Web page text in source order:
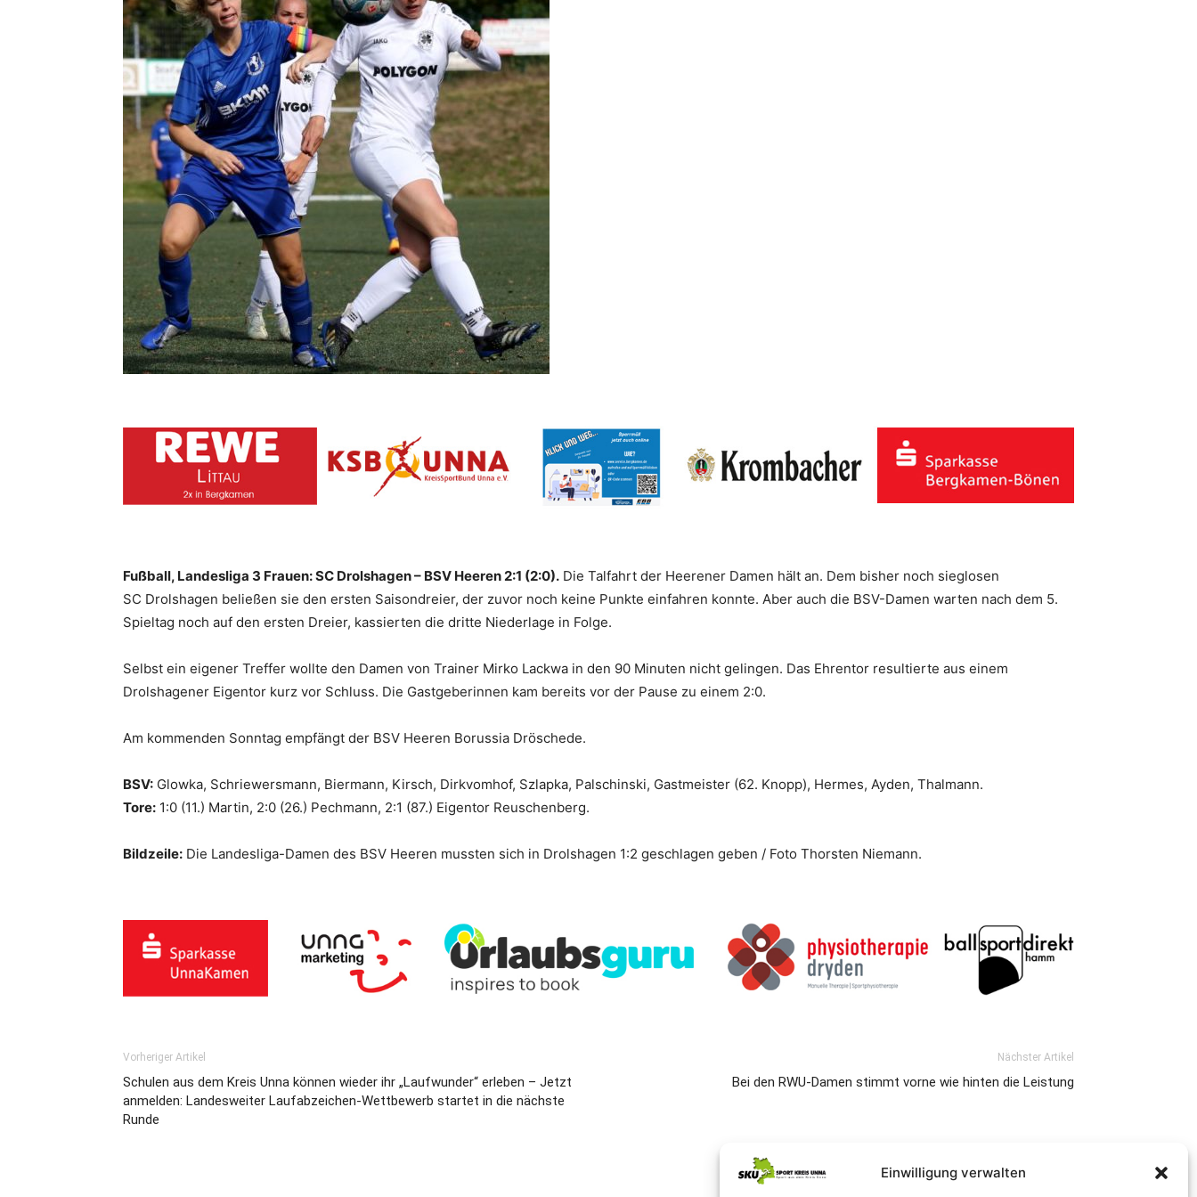
Einwilligung verwalten
Fußball, Landesliga 3 Frauen: SC Drolshagen – BSV Heeren 2:1 (2:0). Die Talfahrt der Heerener Damen hält an. Dem bisher noch sieglosen
SC Drolshagen beließen sie den ersten Saisondreier, der zuvor noch keine Punkte einfahren konnte. Aber auch die BSV-Damen warten nach dem 5.
Spieltag noch auf den ersten Dreier, kassierten die dritte Niederlage in Folge.
Selbst ein eigener Treffer wollte den Damen von Trainer Mirko Lackwa in den 90 Minuten nicht gelingen. Das Ehrentor resultierte aus einem
Drolshagener Eigentor kurz vor Schluss. Die Gastgeberinnen kam bereits vor der Pause zu einem 2:0.
Am kommenden Sonntag empfängt der BSV Heeren Borussia Dröschede.
BSV: Glowka, Schriewersmann, Biermann, Kirsch, Dirkvomhof, Szlapka, Palschinski, Gastmeister (62. Knopp), Hermes, Ayden, Thalmann.
Tore: 1:0 (11.) Martin, 2:0 (26.) Pechmann, 2:1 (87.) Eigentor Reuschenberg.
Bildzeile: Die Landesliga-Damen des BSV Heeren mussten sich in Drolshagen 1:2 geschlagen geben / Foto Thorsten Niemann.
Vorheriger Artikel
Schulen aus dem Kreis Unna können wieder ihr „Laufwunder“ erleben – Jetzt
anmelden: Landesweiter Laufabzeichen-Wettbewerb startet in die nächste
Runde
Nächster Artikel
Bei den RWU-Damen stimmt vorne wie hinten die Leistung